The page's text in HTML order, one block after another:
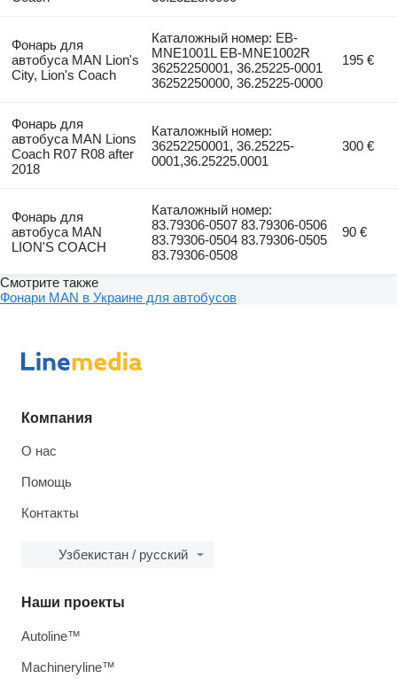
Фонарь для
автобуса MAN Lion's
City, Lion's Coach
Каталожный номер: EB-
MNE1001L EB-MNE1002R
36252250001, 36.25225-0001
36252250000, 36.25225-0000
195 €
Фонарь для
автобуса MAN Lions
Coach R07 R08 after
2018
Каталожный номер:
36252250001, 36.25225-
0001,36.25225.0001
300 €
Фонарь для
автобуса MAN
LION'S COACH
Каталожный номер:
83.79306-0507 83.79306-0506
83.79306-0504 83.79306-0505
83.79306-0508
90 €
Смотрите также
Фонари MAN в Украине для автобусов
Компания
О нас
Помощь
Контакты
Узбекистан / русский
Наши проекты
Autoline™
Machineryline™